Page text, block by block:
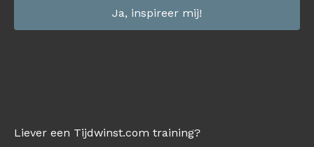
Liever een Tijdwinst.com training?